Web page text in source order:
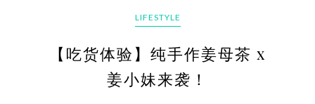
LIFESTYLE
【吃货体验】纯手作姜母茶 x
姜小妹来袭！